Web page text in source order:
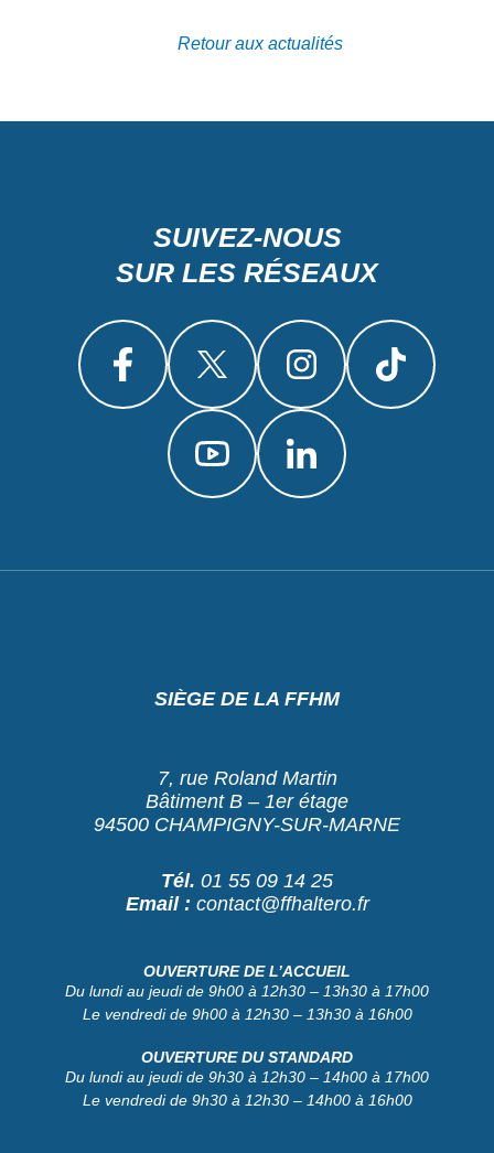
Retour aux actualités
SUIVEZ-NOUS
SUR LES RÉSEAUX
SIÈGE DE LA FFHM
7, rue Roland Martin
Bâtiment B – 1er étage
94500 CHAMPIGNY-SUR-MARNE
Tél. 01 55 09 14 25
Email : contact@ffhaltero.fr
OUVERTURE DE L’ACCUEIL
Du lundi au jeudi de 9h00 à 12h30 – 13h30 à 17h00
Le vendredi de 9h00 à 12h30 – 13h30 à 16h00
OUVERTURE DU STANDARD
Du lundi au jeudi de 9h30 à 12h30 – 14h00 à 17h00
Le vendredi de 9h30 à 12h30 – 14h00 à 16h00